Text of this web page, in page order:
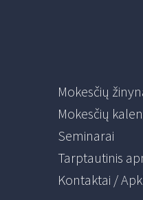
Mokesčių
Mokesčių
Seminarai
Tarptautinis
Kontaktai /